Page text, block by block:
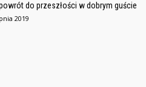
do przeszłości w dobrym guście
2019